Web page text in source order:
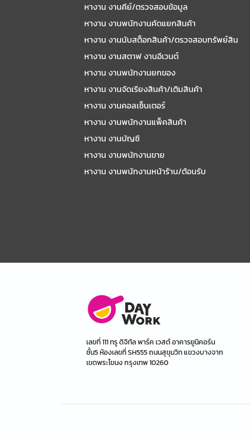
หางาน งานคีย์/ตรวจสอบข้อมูล
หางาน งานพนักงานคัดแยกสินค้า
หางาน งานนับสต็อกสินค้า/ตรวจสอบทรัพย์สิน
หางาน งานสตาฟ งานอีเวนต์
หางาน งานพนักงานยกของ
หางาน งานจัดเรียงสินค้า/เติมสินค้า
หางาน งานคอลเซ็นเตอร์
หางาน งานพนักงานแพ็คสินค้า
หางาน งานบัญชี
หางาน งานพนักงานขาย
หางาน งานพนักงานหน้าร้าน/ต้อนรับ
เลขที่ 111 ทรู ดิจิทัล พาร์ค เวสต์ อาคารยูนิคอร์น
ชั้น5 ห้องเลขที่ SH555 ถนนสุขุมวิท แขวงบางจาก
เขตพระโขนง กรุงเทพ 10260